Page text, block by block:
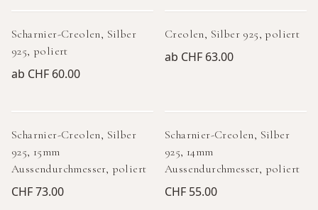
Scharnier-Creolen, Silber
925, poliert
ab CHF 60.00
Creolen, Silber 925, poliert
ab CHF 63.00
Scharnier-Creolen, Silber
925, 15mm
Aussendurchmesser, poliert
CHF 73.00
Scharnier-Creolen, Silber
925, 14mm
Aussendurchmesser, poliert
CHF 55.00